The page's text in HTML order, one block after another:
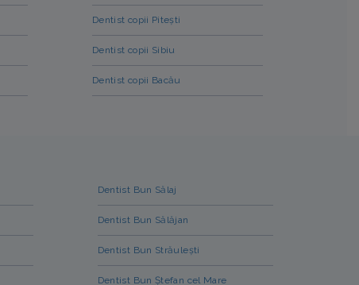
Dentist copii Pitești
Dentist copii Sibiu
Dentist copii Bacău
Dentist Bun Sălaj
Dentist Bun Sălăjan
Dentist Bun Străulești
Dentist Bun Ștefan cel Mare